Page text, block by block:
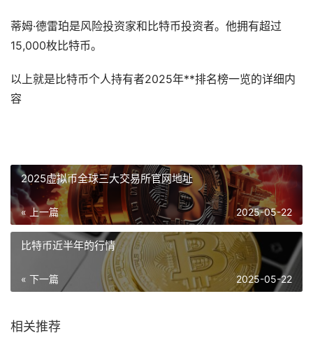
蒂姆·德雷珀是风险投资家和比特币投资者。他拥有超过
15,000枚比特币。
以上就是比特币个人持有者2025年**排名榜一览的详细内
容
2025虚拟币全球三大交易所官网地址
« 上一篇 2025-05-22
比特币近半年的行情
« 下一篇 2025-05-22
相关推荐